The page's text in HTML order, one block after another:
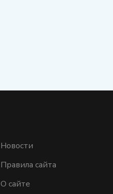
Новости
Правила сайта
О сайте